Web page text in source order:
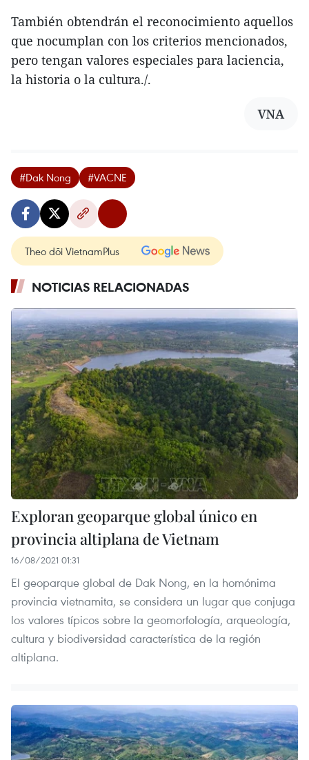
También obtendrán el reconocimiento aquellos
que nocumplan con los criterios mencionados,
pero tengan valores especiales para laciencia,
la historia o la cultura./.
VNA
#Dak Nong #VACNE
Theo dõi VietnamPlus
NOTICIAS RELACIONADAS
Exploran geoparque global único en
provincia altiplana de Vietnam
16/08/2021 01:31
El geoparque global de Dak Nong, en la homónima
provincia vietnamita, se considera un lugar que conjuga
los valores típicos sobre la geomorfología, arqueología,
cultura y biodiversidad característica de la región
altiplana.